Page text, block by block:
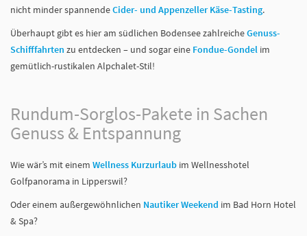
nicht minder spannendeCider- und Appenzeller Käse-Tasting.
Überhaupt gibt es hier am südlichen Bodensee zahlreicheGenuss-
Schifffahrten zu entdecken – und sogar eine Fondue-Gondel im
gemütlich-rustikalen Alpchalet-Stil!
Rundum-Sorglos-Pakete in Sachen
Genuss & Entspannung
Wie wär’s mit einem Wellness Kurzurlaub im Wellnesshotel
Golfpanorama in Lipperswil?
Oder einem außergewöhnlichen Nautiker Weekend im Bad Horn Hotel
& Spa?